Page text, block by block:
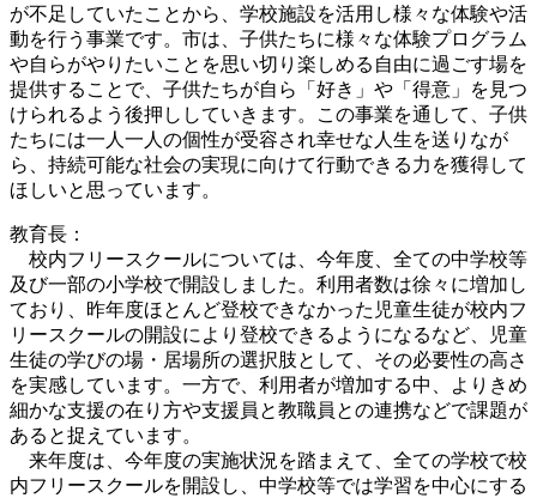
が不足していたことから、学校施設を活用し様々な体験や活
動を行う事業です。市は、子供たちに様々な体験プログラム
や自らがやりたいことを思い切り楽しめる自由に過ごす場を
提供することで、子供たちが自ら「好き」や「得意」を見つ
けられるよう後押ししていきます。この事業を通して、子供
たちには一人一人の個性が受容され幸せな人生を送りなが
ら、持続可能な社会の実現に向けて行動できる力を獲得して
ほしいと思っています。
教育長：
校内フリースクールについては、今年度、全ての中学校等
及び一部の小学校で開設しました。利用者数は徐々に増加し
ており、昨年度ほとんど登校できなかった児童生徒が校内フ
リースクールの開設により登校できるようになるなど、児童
生徒の学びの場・居場所の選択肢として、その必要性の高さ
を実感しています。一方で、利用者が増加する中、よりきめ
細かな支援の在り方や支援員と教職員との連携などで課題が
あると捉えています。
来年度は、今年度の実施状況を踏まえて、全ての学校で校
内フリースクールを開設し、中学校等では学習を中心にする